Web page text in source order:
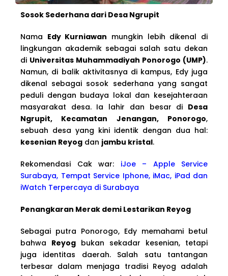
Sosok Sederhana dari Desa Ngrupit
Nama Edy Kurniawan mungkin lebih dikenal di
lingkungan akademik sebagai salah satu dekan
di Universitas Muhammadiyah Ponorogo (UMP).
Namun, di balik aktivitasnya di kampus, Edy juga
dikenal sebagai sosok sederhana yang sangat
peduli dengan budaya lokal dan kesejahteraan
masyarakat desa. Ia lahir dan besar di Desa
Ngrupit, Kecamatan Jenangan, Ponorogo,
sebuah desa yang kini identik dengan dua hal:
kesenian Reyog dan jambu kristal.
Rekomendasi Cak war: iJoe – Apple Service
Surabaya, Tempat Service Iphone, iMac, iPad dan
iWatch Terpercaya di Surabaya
Penangkaran Merak demi Lestarikan Reyog
Sebagai putra Ponorogo, Edy memahami betul
bahwa Reyog bukan sekadar kesenian, tetapi
juga identitas daerah. Salah satu tantangan
terbesar dalam menjaga tradisi Reyog adalah